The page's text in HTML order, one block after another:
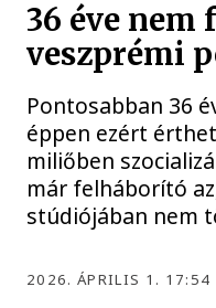
36 éve
veszprémi
Pontosabban 36
éppen ezért
miliőben
már felháborító
stúdiójában nem
2026. ÁPRILIS 1. 17:54